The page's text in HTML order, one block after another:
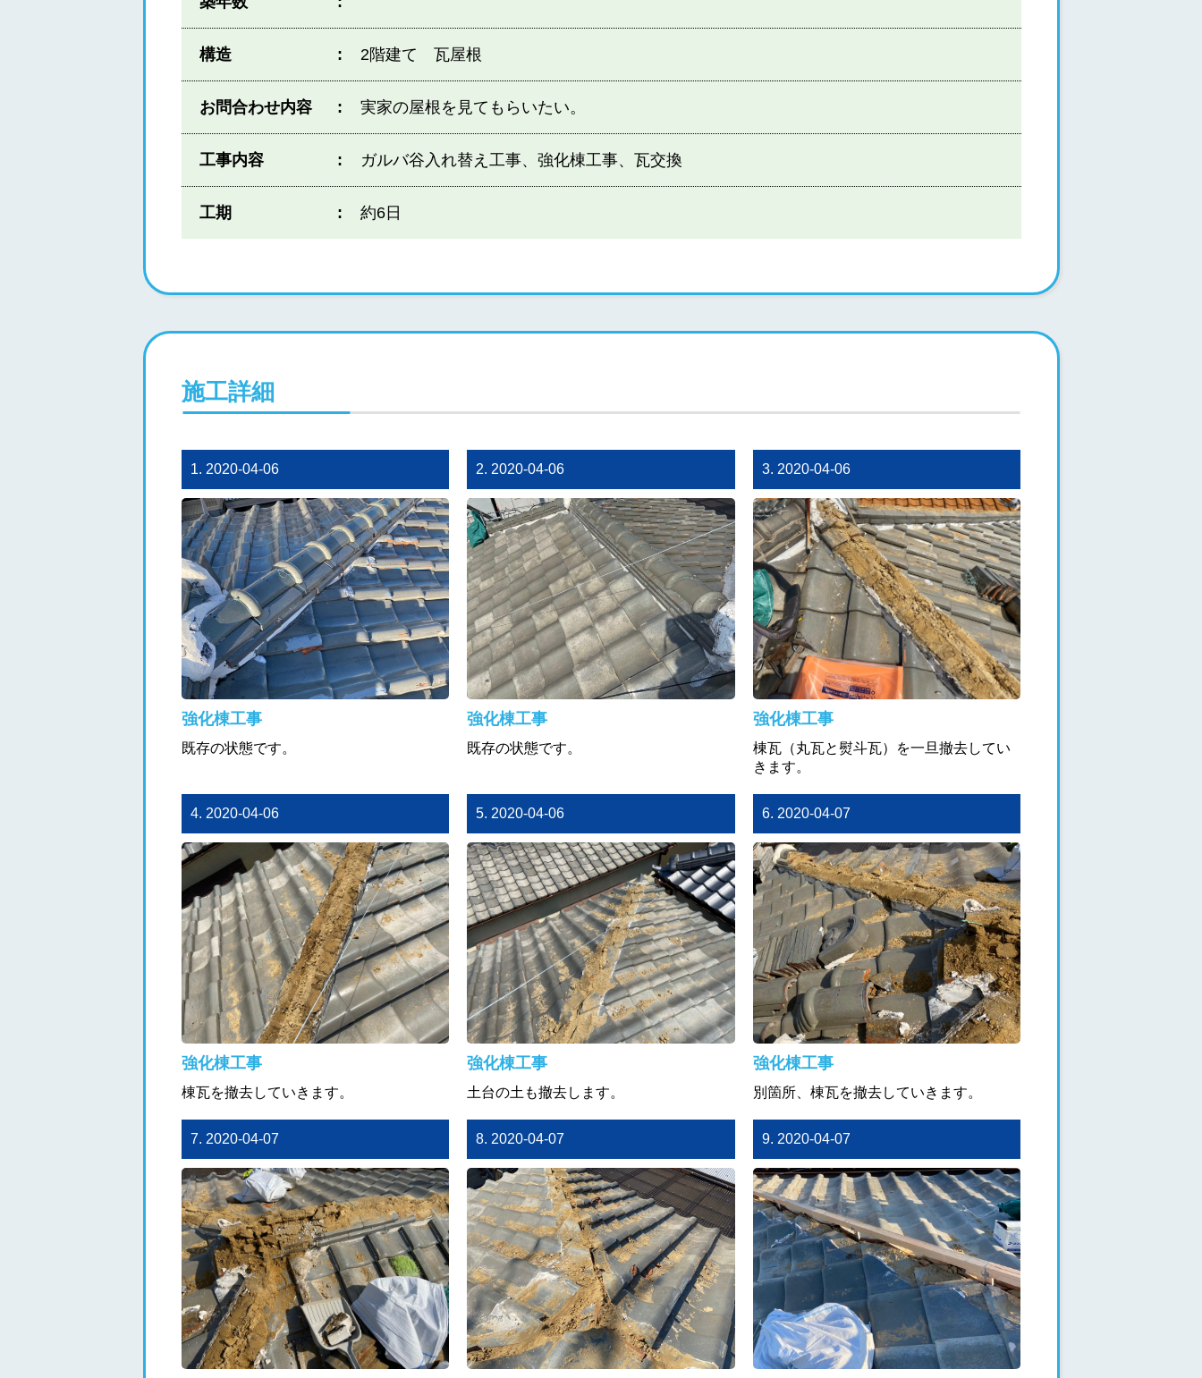
構造 2階建て 瓦屋根
お問合わせ内容 実家の屋根を見てもらいたい。
工事内容 ガルバ谷入れ替え工事、強化棟工事、瓦交換
工期 約6日
施工詳細
1. 2020-04-06
強化棟工事
既存の状態です。
2. 2020-04-06
強化棟工事
既存の状態です。
3. 2020-04-06
強化棟工事
棟瓦（丸瓦と熨斗瓦）を一旦撤去してい
きます。
4. 2020-04-06
強化棟工事
棟瓦を撤去していきます。
5. 2020-04-06
強化棟工事
土台の土も撤去します。
6. 2020-04-07
強化棟工事
別箇所、棟瓦を撤去していきます。
7. 2020-04-07 8. 2020-04-07 9. 2020-04-07